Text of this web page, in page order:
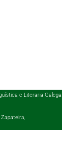
e Literaria Galega